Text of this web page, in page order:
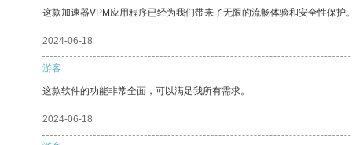
这款加速器VPM应用程序已经为我们带来了无限的流畅体验和安全性保护
2024-06-18
游客
这款软件的功能非常全面，可以满足我所有需求。
2024-06-18